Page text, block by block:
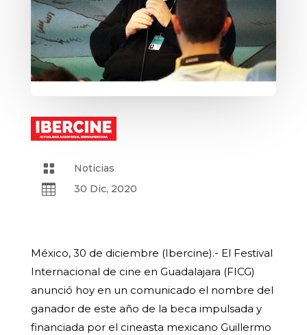
 Noticias
 30 Dic, 2020
México, 30 de diciembre (Ibercine).- El Festival
Internacional de cine en Guadalajara (FICG)
anunció hoy en un comunicado el nombre del
ganador de este año de la beca impulsada y
financiada por el cineasta mexicano Guillermo